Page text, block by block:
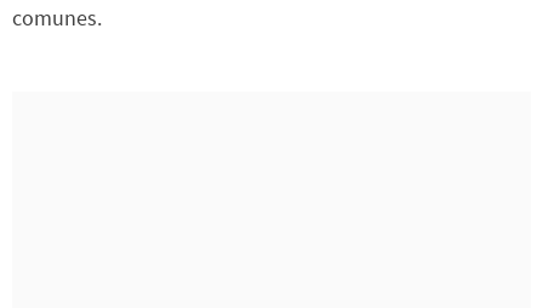
comunes.